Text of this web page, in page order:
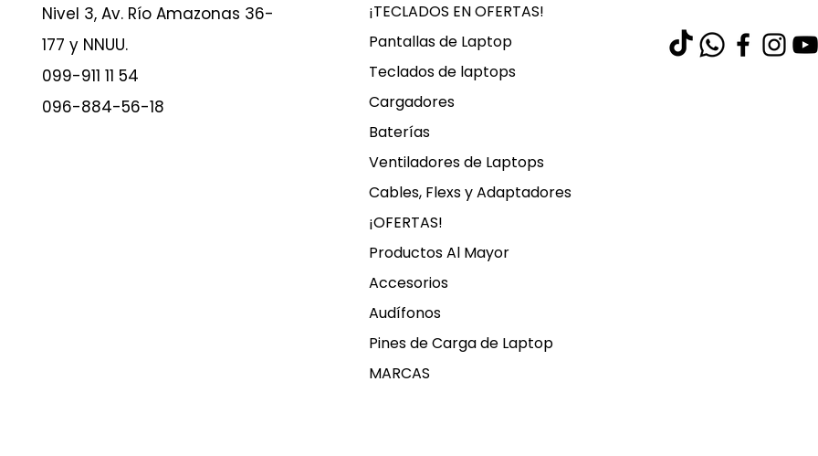
Nivel 3, Av. Río Amazonas 36-
177 y NNUU.
099-911 11 54
096-884-56-18
¡TECLADOS EN OFERTAS!
Pantallas de Laptop
Teclados de laptops
Cargadores
Baterías
Ventiladores de Laptops
Cables, Flexs y Adaptadores
¡OFERTAS!
Productos Al Mayor
Accesorios
Audífonos
Pines de Carga de Laptop
MARCAS